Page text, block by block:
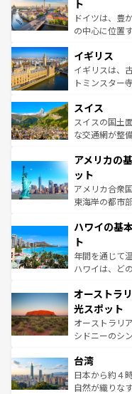
ンテンツ一覧
から魅了する
れ、フランス
香り高いラベ
らに、パリ以
も豊かな歴史
を参照してほ
ト
ドイツは、豊
の中心に位置
顔を持つこの
ルリンの文化
してライン川
は、お酒好きな人
ドイツ情報は
イギリス
イギリスは、
トミンスター
リアごとに異
ティー、ビー
戦など、本場
ンツ一覧を参
スイス
スイスの国土
な交通網が整
の建物がその
博物館もあり
ことができる
者向けの交通
着のスイス情
アメリカの
ット
アメリカ合衆
東海岸の都市
のような巨大
ンメントが詰
西部には大自
ストーン国立
文化が魅力。
しみながら、
るだろう。車
ならではの贅沢な旅の
情報は コンテ
ハワイの基
ト
年間を通じて
ハワイは、ど
ワイ島は見逃
島だが、静か
おすすめ。エ
文化や歴史が
人々、おいし
ク、伝統的な
っている。訪
オーストラ
光スポット
オーストラリ
シドニーのシ
リアリーフや
ク）、タスマ
ど、見どころ
台湾
日本から約４
自然が織りな